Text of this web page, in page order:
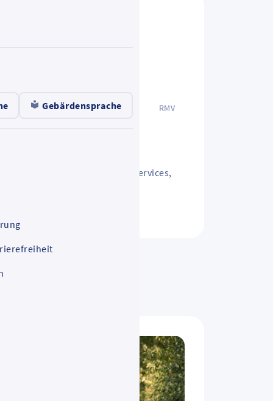
Gebärdensprache RMV
aktuelle Tarifangebote, neue Services,